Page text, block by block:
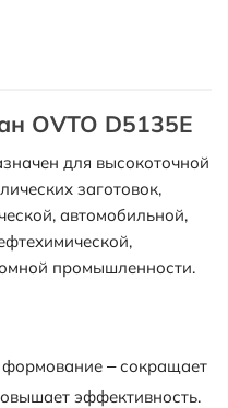
OVTO D5135E
для высокоточной
заготовок,
автомобильной,
промышленности.
– сокращает
эффективность.